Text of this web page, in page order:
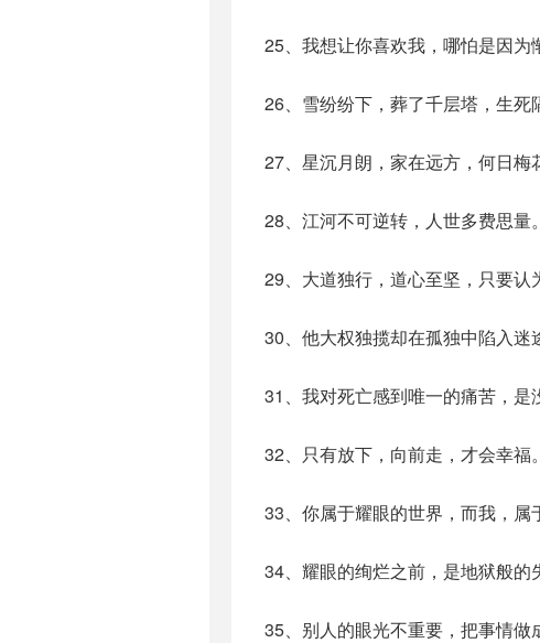
25、我想让你喜欢我，哪怕是因
26、雪纷纷下，葬了千层塔，生
27、星沉月朗，家在远方，何日
28、江河不可逆转，人世多费思
29、大道独行，道心至坚，只要
30、他大权独揽却在孤独中陷入
31、我对死亡感到唯一的痛苦，
32、只有放下，向前走，才会幸
33、你属于耀眼的世界，而我，
34、耀眼的绚烂之前，是地狱般
35、别人的眼光不重要，把事情